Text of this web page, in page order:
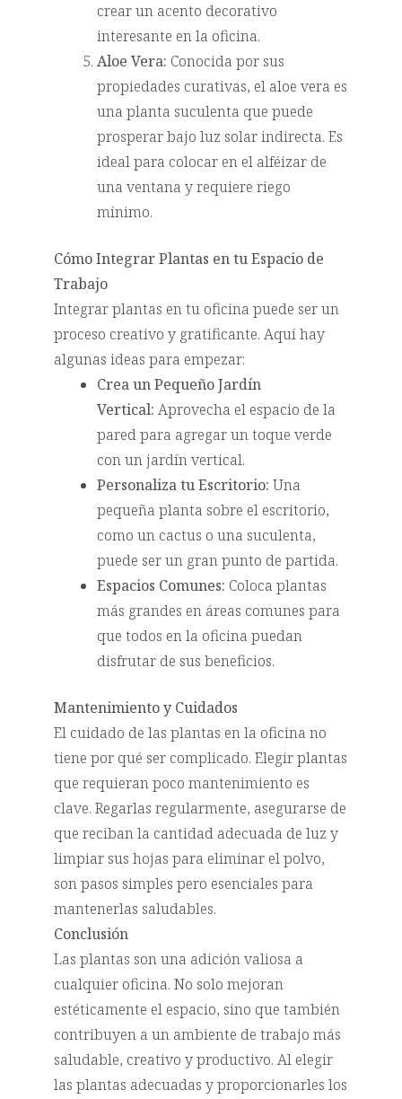
crear un acento decorativo
interesante en la oficina.
Aloe Vera: Conocida por sus
propiedades curativas, el aloe vera es
una planta suculenta que puede
prosperar bajo luz solar indirecta. Es
ideal para colocar en el alféizar de
una ventana y requiere riego
mínimo.
Cómo Integrar Plantas en tu Espacio de
Trabajo
Integrar plantas en tu oficina puede ser un
proceso creativo y gratificante. Aquí hay
algunas ideas para empezar:
Crea un Pequeño Jardín
Vertical: Aprovecha el espacio de la
pared para agregar un toque verde
con un jardín vertical.
Personaliza tu Escritorio: Una
pequeña planta sobre el escritorio,
como un cactus o una suculenta,
puede ser un gran punto de partida.
Espacios Comunes: Coloca plantas
más grandes en áreas comunes para
que todos en la oficina puedan
disfrutar de sus beneficios.
Mantenimiento y Cuidados
El cuidado de las plantas en la oficina no
tiene por qué ser complicado. Elegir plantas
que requieran poco mantenimiento es
clave. Regarlas regularmente, asegurarse de
que reciban la cantidad adecuada de luz y
limpiar sus hojas para eliminar el polvo,
son pasos simples pero esenciales para
mantenerlas saludables.
Conclusión
Las plantas son una adición valiosa a
cualquier oficina. No solo mejoran
estéticamente el espacio, sino que también
contribuyen a un ambiente de trabajo más
saludable, creativo y productivo. Al elegir
las plantas adecuadas y proporcionarles los